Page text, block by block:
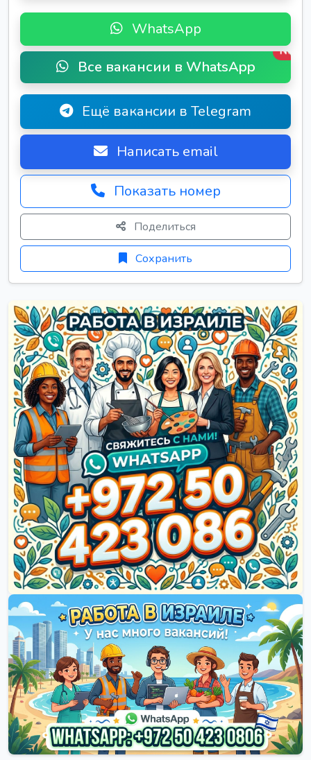
WhatsApp
Все вакансии в WhatsApp
New
Ещё вакансии в Telegram
Написать email
Показать номер
Поделиться
Сохранить